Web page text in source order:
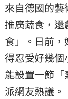
來自德國的
推廣蔬食，還
食」。日前
得忍受好幾個
能設置一節「
派網友熱議。